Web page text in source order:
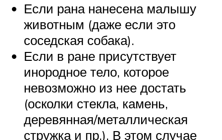
Если рана нанесена малышу
животным (даже если это
соседская собака).
Если в ране присутствует
инородное тело, которое
невозможно из нее достать
(осколки стекла, камень,
деревянная/металлическая
стружка и пр.). В этом случае